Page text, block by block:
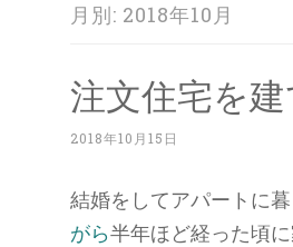
月別: 2018年10月
注文住宅を
2018年10月15日
結婚をしてアパートに
がら半年ほど経った頃